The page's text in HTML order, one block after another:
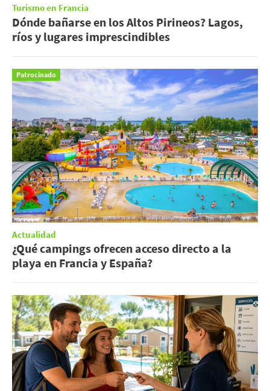
Turismo en Francia
Dónde bañarse en los Altos Pirineos? Lagos,
ríos y lugares imprescindibles
Patrocinado
Actualidad
¿Qué campings ofrecen acceso directo a la
playa en Francia y España?